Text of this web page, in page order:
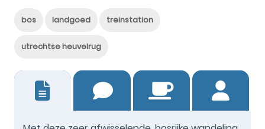
bos landgoed treinstation
utrechtse heuvelrug